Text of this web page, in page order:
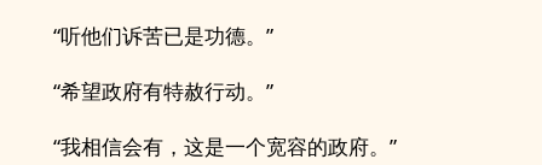
“听他们诉苦已是功德。”
“希望政府有特赦行动。”
“我相信会有，这是一个宽容的政府。”